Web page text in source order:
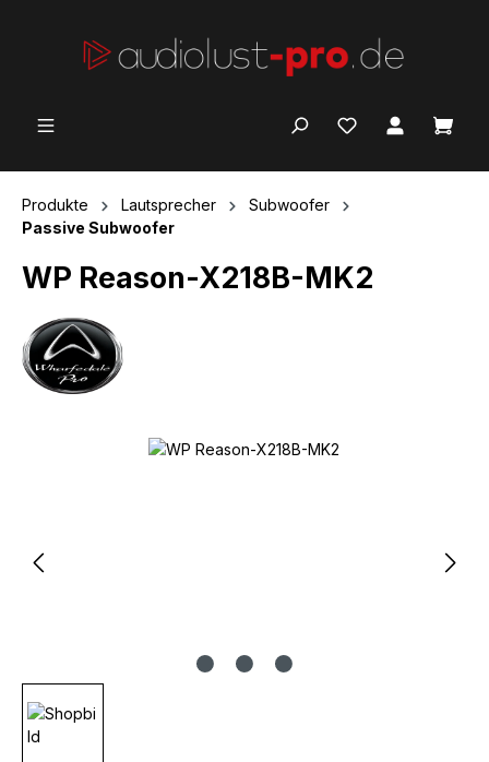
Produkte Lautsprecher
Subwoofer
Passive Subwoofer
WP Reason-X218B-MK2
Bildergalerie überspringen